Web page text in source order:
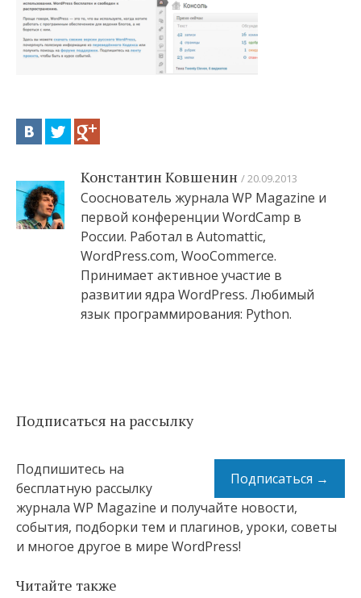
Константин Ковшенин 20.09.2013
Сооснователь журнала WP Magazine и
первой конференции WordCamp в
России. Работал в Automattic,
WordPress.com, WooCommerce.
Принимает активное участие в
развитии ядра WordPress. Любимый
язык программирования: Python.
Подписаться на рассылку
Подписаться →
Подпишитесь на
бесплатную рассылку
журнала WP Magazine и получайте новости,
события, подборки тем и плагинов, уроки, советы
и многое другое в мире WordPress!
Читайте также